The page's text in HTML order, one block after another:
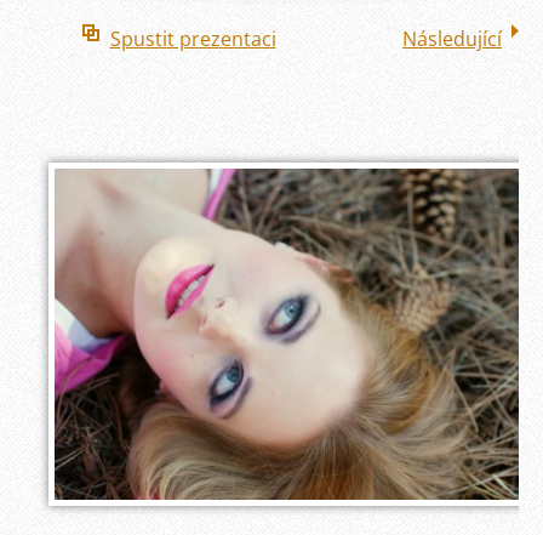
Spustit prezentaci Následující